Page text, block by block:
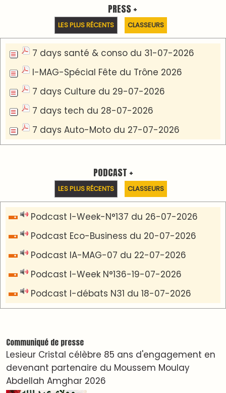
Podcast Eco-Business du 20-07-2026
Podcast IA-MAG-07 du 22-07-2026
Podcast I-Week N°136-19-07-2026
Podcast I-débats N31 du 18-07-2026
Communiqué de presse
Lesieur Cristal célèbre 85 ans d'engagement en
devenant partenaire du Moussem Moulay
LES PLUS RÉCENTS CLASSEURS
دِيمَا المَغرِب Clip
Clip : 🎵Allez, allez ! Ramenez-nous cette
🎵Bulldozer Blues
Clip : 🎵 LE BLUES DE L'IA
🎵 Ormuzera bien, qui ormuzera le dernier